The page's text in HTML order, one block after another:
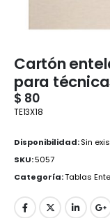
Cartón
para
$ 80
TE13X18
Disponibilidad:Sin
SKU:5057
Categoría:Tablas